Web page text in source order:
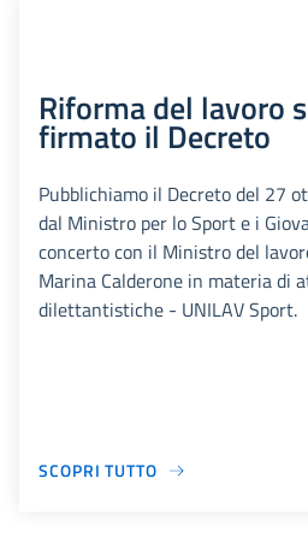
Riforma del lavoro
firmato il Decreto
Pubblichiamo il Decreto del 27
dal Ministro per lo Sport e i
concerto con il Ministro del
Marina Calderone in materia di
dilettantistiche - UNILAV Sport.
SCOPRI TUTTO